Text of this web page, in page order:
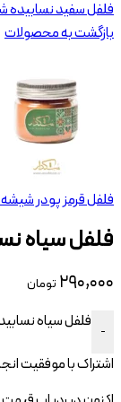
فلفل سفید نسابیده
بازگشت به محصولات
فلفل قرمز پودر شیشه
فلفل سیاه
۲۹۰,۰۰۰ تومان
- فلفل سیاه نسابیده
اشتراک با موفقیت